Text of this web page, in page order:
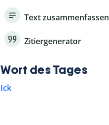
Text zusammenfassen
Zitiergenerator
Wort des Tages
Ick